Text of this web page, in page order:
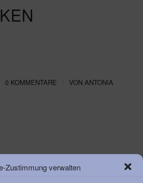
Zustimmung verwalten
0 KOMMENTARE VON ANTONIA